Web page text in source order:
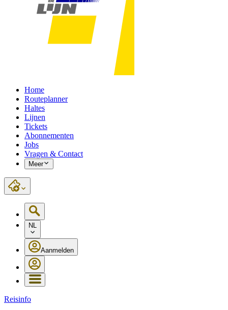
Home
Routeplanner
Haltes
Lijnen
Tickets
Abonnementen
Jobs
Vragen & Contact
Meer
NL
Aanmelden
Reisinfo